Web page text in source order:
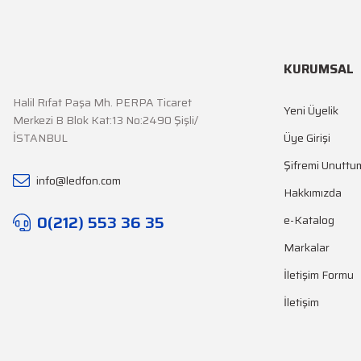
Halil Rıfat Paşa Mh. PERPA Ticaret
Merkezi B Blok Kat:13 No:2490 Şişli/
İSTANBUL
info@ledfon.com
0(212) 553 36 35
KURUMSAL
Yeni Üyelik
Üye Girişi
Şifremi
Hakkımızda
e-Katalog
Markalar
İletişim Formu
İletişim